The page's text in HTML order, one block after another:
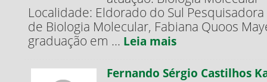
Localidade: Eldorado do Sul
de Biologia Molecular, Fabiana Quoos
graduação em ... Leia mais
Fernando Sérgio Castilhos